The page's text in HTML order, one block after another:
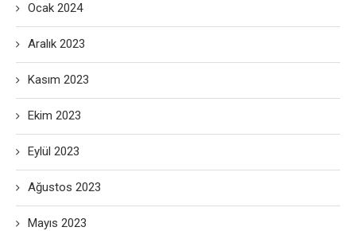
Ocak 2024
Aralık 2023
Kasım 2023
Ekim 2023
Eylül 2023
Ağustos 2023
Mayıs 2023